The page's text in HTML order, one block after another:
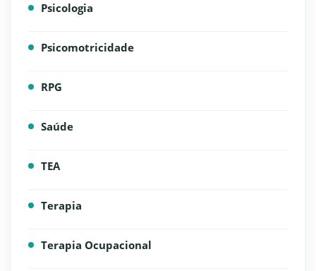
Psicologia
Psicomotricidade
RPG
Saúde
TEA
Terapia
Terapia Ocupacional